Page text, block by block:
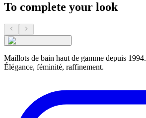
To complete your look
Maillots de bain haut de gamme depuis 1994.
Élégance, féminité, raffinement.